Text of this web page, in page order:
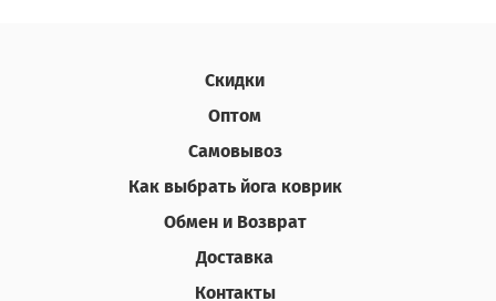
Скидки
Оптом
Самовывоз
Как выбрать йога коврик
Обмен и Возврат
Доставка
Контакты